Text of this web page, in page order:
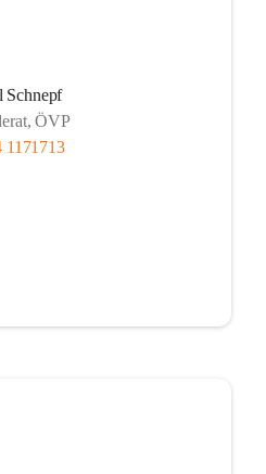
Schnepf
ÖVP
1171713